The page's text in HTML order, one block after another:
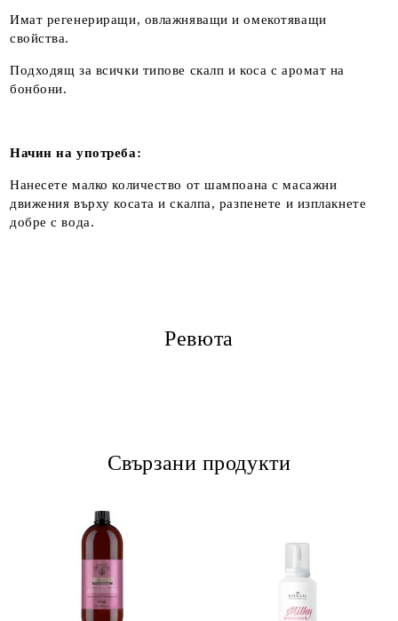
Имат регенериращи, овлажняващи и омекотяващи
свойства.
Подходящ за всички типове скалп и коса с аромат на
бонбони.
Начин на употреба:
Нанесете малко количество от шампоана с масажни
движения върху косата и скалпа, разпенете и изплакнете
добре с вода.
Ревюта
Свързани продукти